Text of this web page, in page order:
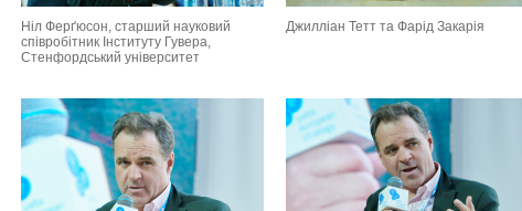
Ніл Ферґюсон, cтарший науковий
співробітник Інституту Гувера,
Стенфордський університет
Джилліан Тетт та Фарід Закарія